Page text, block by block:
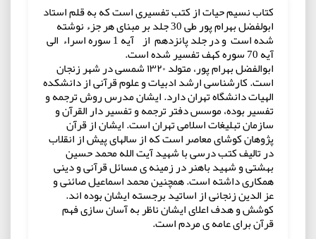
کتاب نسیم حیات از کتب تفسیری است که به قلم استاد
ابولفضل بهرام پور طی 30 جلد بر مبنای هر جزء نوشته
شده است و در جلد پانزدهم از آیه 1 سوره اسراء الی
آیه 70 سوره کهف تفسیر شده است.
ابوالفضل بهرام پور، متولد ۱۳۲۰ شمسی در شهر زنجان
است. کارشناسی ارشد ادبیات و علوم قرآنی از دانشکده
الهیات دانشگاه تهران دارد. ایشان مدرس روش ترجمه و
تفسیر بوده، موسس دفتر ترجمه و تفسیر دار القرآن و
سازمان تبلیغات اسلامی تهران است. ایشان از قرآن
پژوهان کوشای معاصر است که از سالهای پیش از انقلاب
در تالیف کتب درسی با شهید آیت الله محمد حسین
بهشتی و شهید باهنر در زمینه ی مسائل قرآنی و دینی
همکاری داشته است. همچنین محمد اسماعیل صائنی و
عز الدین زنجانی از اساتید برجسته ایشان بوده اند.
کوشش و هدف اعلای ایشان ناظر به آسان سازی فهم
قرآن برای عامه ی مردم است.